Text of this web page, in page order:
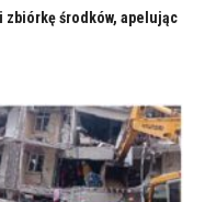
środków, apelując